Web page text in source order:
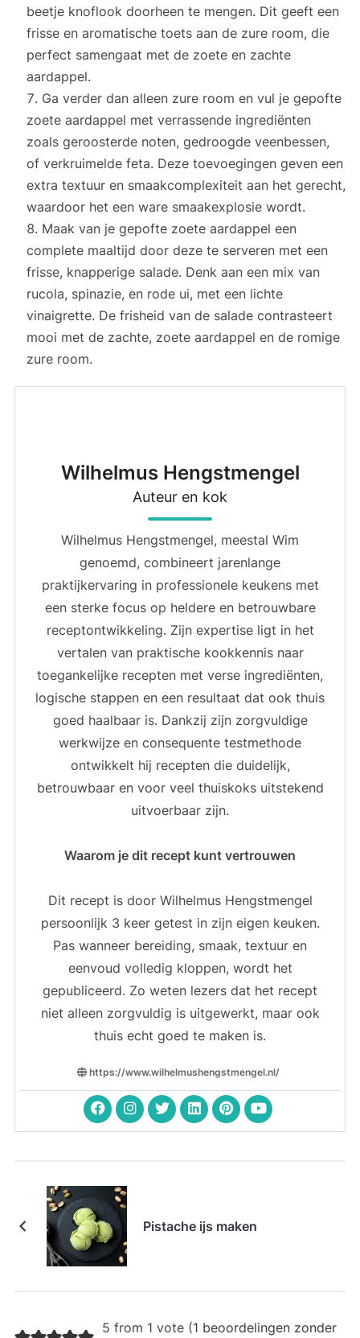
beetje knoflook doorheen te mengen. Dit geeft een
frisse en aromatische toets aan de zure room, die
perfect samengaat met de zoete en zachte
aardappel.
Ga verder dan alleen zure room en vul je gepofte
zoete aardappel met verrassende ingrediënten
zoals geroosterde noten, gedroogde veenbessen,
of verkruimelde feta. Deze toevoegingen geven een
extra textuur en smaakcomplexiteit aan het gerecht,
waardoor het een ware smaakexplosie wordt.
Maak van je gepofte zoete aardappel een
complete maaltijd door deze te serveren met een
frisse, knapperige salade. Denk aan een mix van
rucola, spinazie, en rode ui, met een lichte
vinaigrette. De frisheid van de salade contrasteert
mooi met de zachte, zoete aardappel en de romige
zure room.
Wilhelmus Hengstmengel
Auteur en kok
Wilhelmus Hengstmengel, meestal Wim
genoemd, combineert jarenlange
praktijkervaring in professionele keukens met
een sterke focus op heldere en betrouwbare
receptontwikkeling. Zijn expertise ligt in het
vertalen van praktische kookkennis naar
toegankelijke recepten met verse ingrediënten,
logische stappen en een resultaat dat ook thuis
goed haalbaar is. Dankzij zijn zorgvuldige
werkwijze en consequente testmethode
ontwikkelt hij recepten die duidelijk,
betrouwbaar en voor veel thuiskoks uitstekend
uitvoerbaar zijn.
Waarom je dit recept kunt vertrouwen
Dit recept is door Wilhelmus Hengstmengel
persoonlijk 3 keer getest in zijn eigen keuken.
Pas wanneer bereiding, smaak, textuur en
eenvoud volledig kloppen, wordt het
gepubliceerd. Zo weten lezers dat het recept
niet alleen zorgvuldig is uitgewerkt, maar ook
thuis echt goed te maken is.
https://www.wilhelmushengstmengel.nl/
Pistache ijs maken
5 from 1 vote (1 beoordelingen zonder